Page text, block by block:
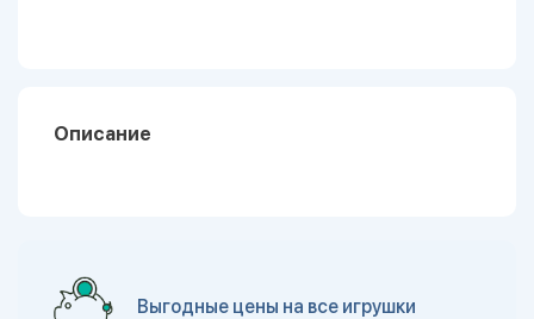
Описание
Выгодные цены на все игрушки